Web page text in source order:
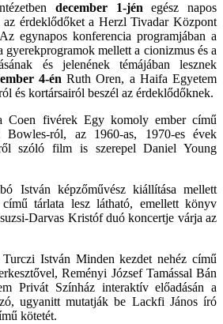
december 1-jénegész napos
az érdeklődőket a Herzl Tivadar Központ
egynapos konferencia programjában a
gyerekprogramok mellett a cionizmus és a
és jelenének témájában lesznek
4-énRuth Oren, a Haifa Egyetem
és kortársairól beszél az érdeklődőknek.
Coen fivérek Egy komoly ember című
Bowles-ról, az 1960-as, 1970-es évek
szóló film is szerepel Daniel Young
István képzőművész kiállítása mellett
tárlata lesz látható, emellett könyv
Darvas Kristóf duó koncertje várja az
István Minden kezdet nehéz című
Reményi József Tamással Bán
Privát Színház interaktív előadásán a
ugyanitt mutatják be Lackfi János író
kötetét.